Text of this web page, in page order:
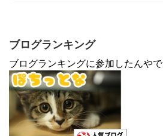
ブログランキング
ブログランキングに参加したんやで